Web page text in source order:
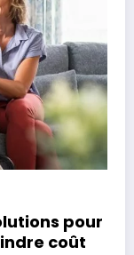
pour
coût